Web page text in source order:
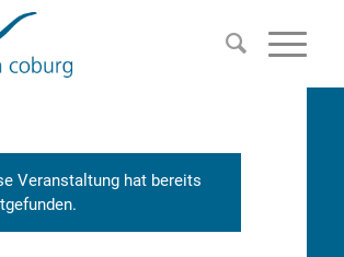
Veranstaltung hat bereits